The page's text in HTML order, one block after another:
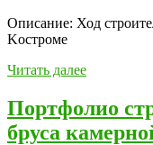
Описание: Ход
Kостроме
Читать далее
Портфолио
бруса